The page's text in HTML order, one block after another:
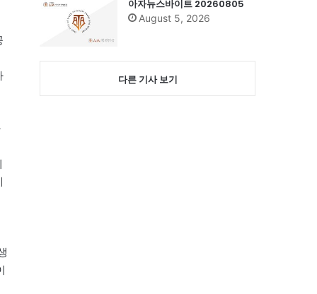
아자뉴스바이트 20260805
August 5, 2026
다른 기사 보기